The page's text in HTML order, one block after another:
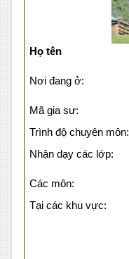
Họ tên
Nơi đang ở:
Mã gia sư:
Trình độ chuyên môn:
Nhận dạy các lớp:
Các môn:
Tại các khu vực: